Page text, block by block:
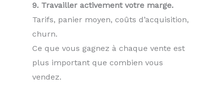
9. Travailler activement votre marge.
Tarifs, panier moyen, coûts d’acquisition,
churn.
Ce que vous gagnez à chaque vente est
plus important que combien vous
vendez.